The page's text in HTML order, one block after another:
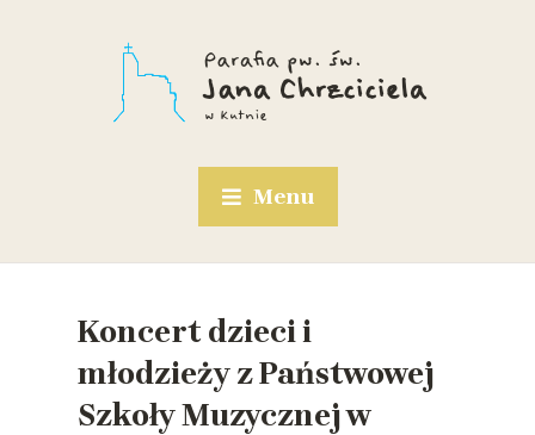
Menu
Koncert dzieci i
młodzieży z Państwowej
Szkoły Muzycznej w